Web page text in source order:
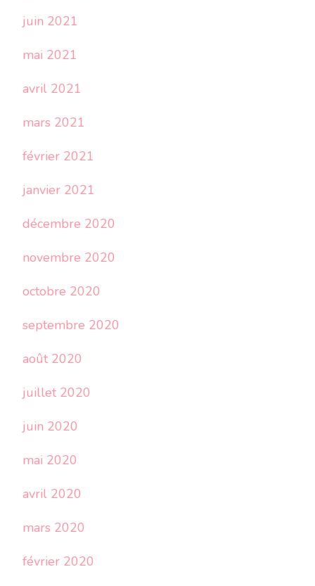
juin 2021
mai 2021
avril 2021
mars 2021
février 2021
janvier 2021
décembre 2020
novembre 2020
octobre 2020
septembre 2020
août 2020
juillet 2020
juin 2020
mai 2020
avril 2020
mars 2020
février 2020